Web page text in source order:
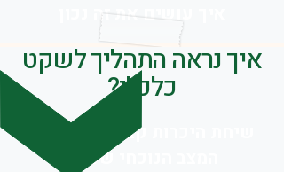
איך עושים את זה נכון
איך נראה התהליך לשקט
כלכלי?
שיחת היכרות קצרה – נבין מה
המצב הנוכחי שלכם